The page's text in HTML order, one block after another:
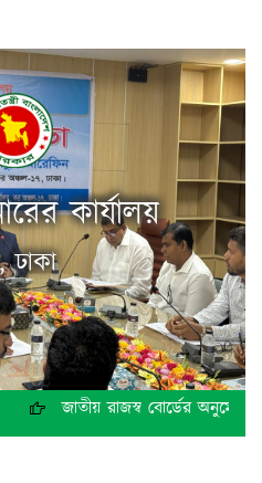
কার্যালয়
জাতীয় রাজস্ব বোর্ডের